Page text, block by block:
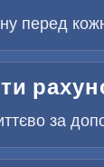
перед
за